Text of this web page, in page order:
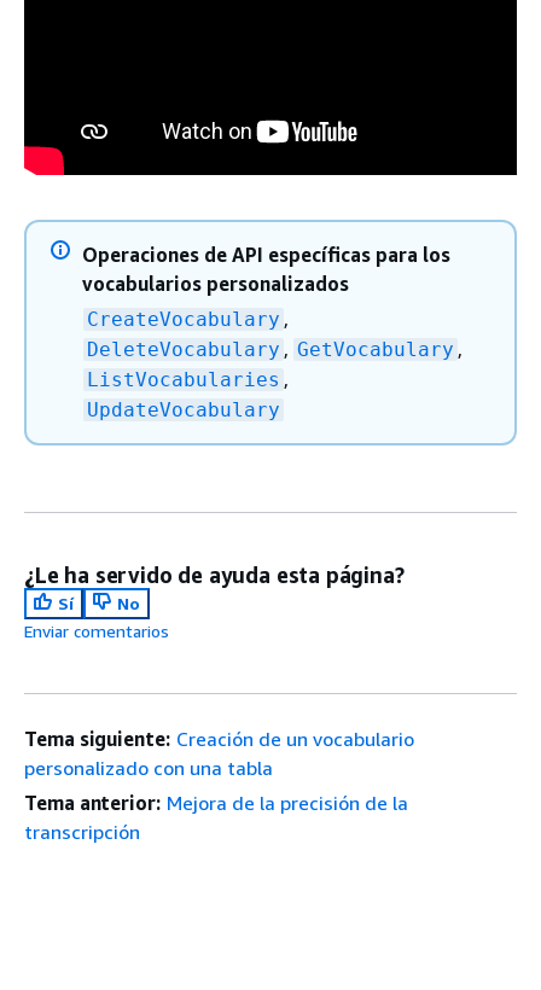
Operaciones de API específicas para los
vocabularios personalizados
CreateVocabulary ,
DeleteVocabulary , GetVocabulary ,
ListVocabularies ,
UpdateVocabulary
¿Le ha servido de ayuda esta página?
Sí
No
Enviar comentarios
Tema siguiente: Creación de un vocabulario
personalizado con una tabla
Tema anterior: Mejora de la precisión de la
transcripción